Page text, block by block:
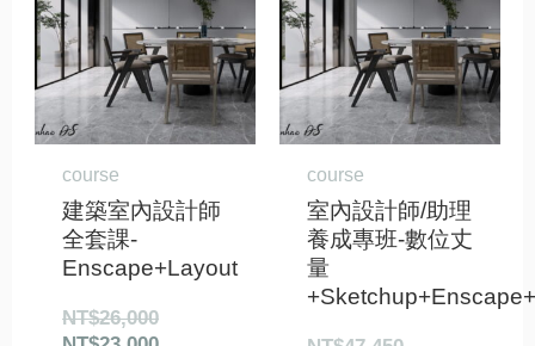
course
建築室內設計師
全套課-
Enscape+Layout
NT$26,000
格：
NT$26,000。
格：
NT$23,000。
course
室內設計師/助理
養成專班-數位丈
量
格：
NT$47,450。
格：
NT$43,500。